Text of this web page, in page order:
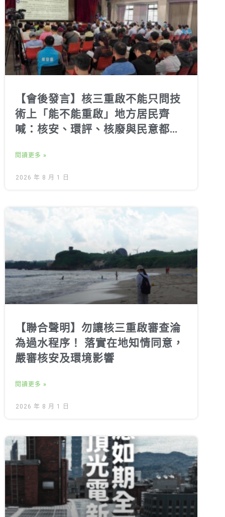
【會後發言】核三重啟不能只問技
術上「能不能重啟」地方居民齊
喊：核安、環評、核廢與民意都不
閱讀更多 »
2026 年 8 月 1 日
【聯合聲明】勿讓核三重啟審查淪
為過水程序！ 落實在地知情同意，
嚴審核安及環境影響
閱讀更多 »
2026 年 8 月 1 日